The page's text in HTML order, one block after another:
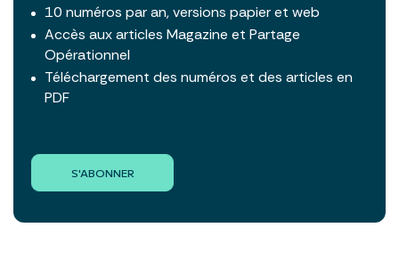
10 numéros par an, versions papier et web
Accès aux articles Magazine et Partage
Opérationnel
Téléchargement des numéros et des articles en
PDF
S'ABONNER